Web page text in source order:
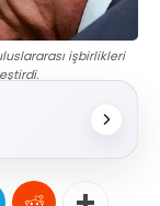
işbirlikleri